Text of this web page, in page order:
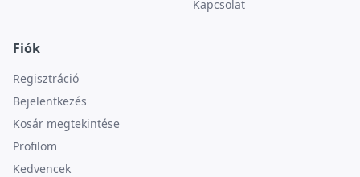
Kapcsolat
Fiók
Regisztráció
Bejelentkezés
Kosár megtekintése
Profilom
Kedvencek